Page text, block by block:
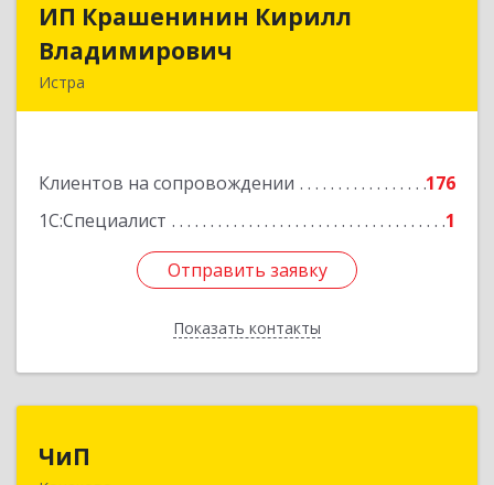
ИП Крашенинин Кирилл
Владимирович
Истра
Клиентов на сопровождении
176
1С:Специалист
1
Отправить заявку
Показать контакты
ИП Крашенинин Кирилл
Подробнее
Отправить заявку
Назад
ЧиП